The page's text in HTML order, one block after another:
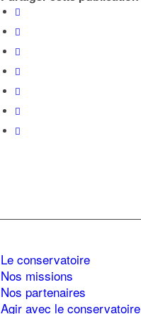
Le conservatoire
Nos missions
Nos partenaires
Agir avec le conservatoire